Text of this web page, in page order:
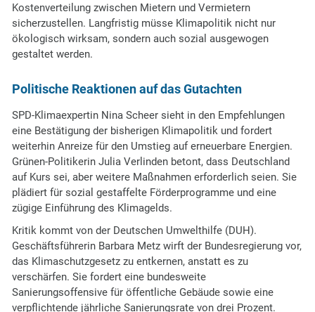
Kostenverteilung zwischen Mietern und Vermietern
sicherzustellen. Langfristig müsse Klimapolitik nicht nur
ökologisch wirksam, sondern auch sozial ausgewogen
gestaltet werden.
Politische Reaktionen auf das Gutachten
SPD-Klimaexpertin Nina Scheer sieht in den Empfehlungen
eine Bestätigung der bisherigen Klimapolitik und fordert
weiterhin Anreize für den Umstieg auf erneuerbare Energien.
Grünen-Politikerin Julia Verlinden betont, dass Deutschland
auf Kurs sei, aber weitere Maßnahmen erforderlich seien. Sie
plädiert für sozial gestaffelte Förderprogramme und eine
zügige Einführung des Klimagelds.
Kritik kommt von der Deutschen Umwelthilfe (DUH).
Geschäftsführerin Barbara Metz wirft der Bundesregierung vor,
das Klimaschutzgesetz zu entkernen, anstatt es zu
verschärfen. Sie fordert eine bundesweite
Sanierungsoffensive für öffentliche Gebäude sowie eine
verpflichtende jährliche Sanierungsrate von drei Prozent.